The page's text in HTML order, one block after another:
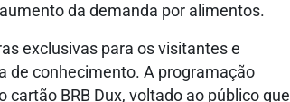
da demanda por alimentos.
exclusivas para os visitantes e
de conhecimento. A programação
BRB Dux, voltado ao público que